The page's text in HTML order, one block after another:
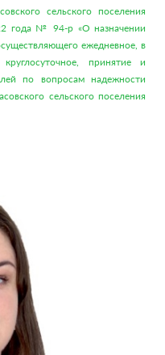
сельского поселения
года № 94-р «О назначении
ежедневное, в
принятие и
по вопросам надежности
сельского поселения